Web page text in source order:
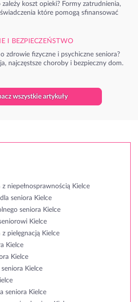
zależy koszt opieki? Formy zatrudnienia,
które pomogą sfinansować
I BEZPIECZEŃSTWO
zdrowie fizyczne i psychiczne seniora?
najczęstsze choroby i bezpieczny dom.
wszystkie artykuły
niepełnosprawnością Kielce
seniora Kielce
seniora Kielce
Kielce
pielęgnacją Kielce
Kielce
Kielce
seniora Kielce
seniora Kielce